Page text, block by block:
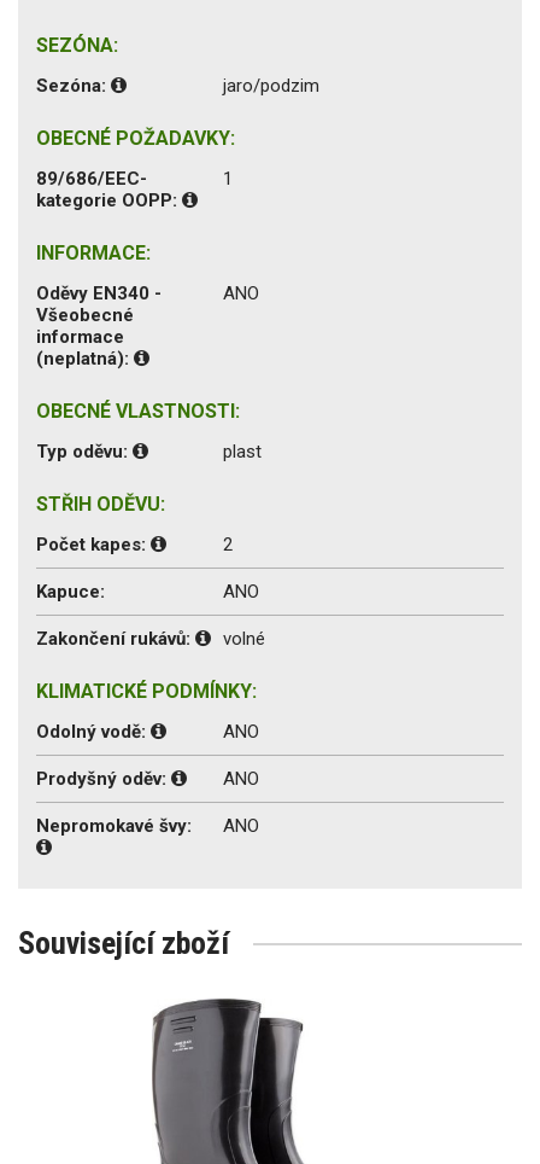
SEZÓNA:
Sezóna: jaro/podzim
OBECNÉ POŽADAVKY:
89/686/EEC-
kategorie OOPP:
1
INFORMACE:
Oděvy EN340 -
Všeobecné
informace
(neplatná):
ANO
OBECNÉ VLASTNOSTI:
Typ oděvu: plast
STŘIH ODĚVU:
Počet kapes: 2
Kapuce: ANO
Zakončení rukávů: volné
KLIMATICKÉ PODMÍNKY:
Odolný vodě: ANO
Prodyšný oděv: ANO
Nepromokavé švy: ANO
Související zboží